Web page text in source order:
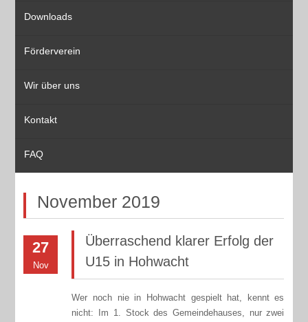
Downloads
Förderverein
Wir über uns
Kontakt
FAQ
November 2019
27
Nov
Überraschend klarer Erfolg der
U15 in Hohwacht
Wer noch nie in Hohwacht gespielt hat, kennt es
nicht: Im 1. Stock des Gemeindehauses, nur zwei